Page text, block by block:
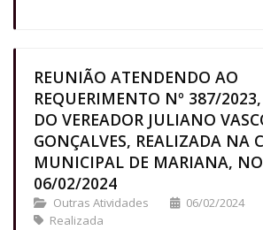
REUNIÃO ATENDENDO AO
REQUERIMENTO Nº 387/
DO VEREADOR JULIANO
GONÇALVES, REALIZADA NA
MUNICIPAL DE MARIANA,
06/02/2024
Outras Atividades 06/02/2024
Realizada